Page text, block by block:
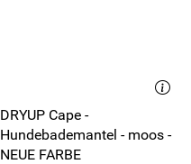
DRYUP Cape -
Hundebademantel - moos -
NEUE FARBE